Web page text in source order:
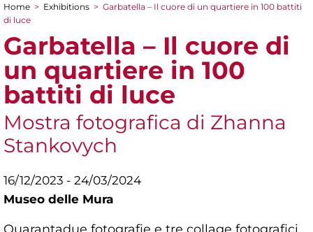
You are here
Home > Exhibitions > Garbatella – Il cuore di un quartiere in 100 battiti
di luce
Garbatella – Il cuore di
un quartiere in 100
battiti di luce
Mostra fotografica di Zhanna
Stankovych
16/12/2023 - 24/03/2024
Museo delle Mura